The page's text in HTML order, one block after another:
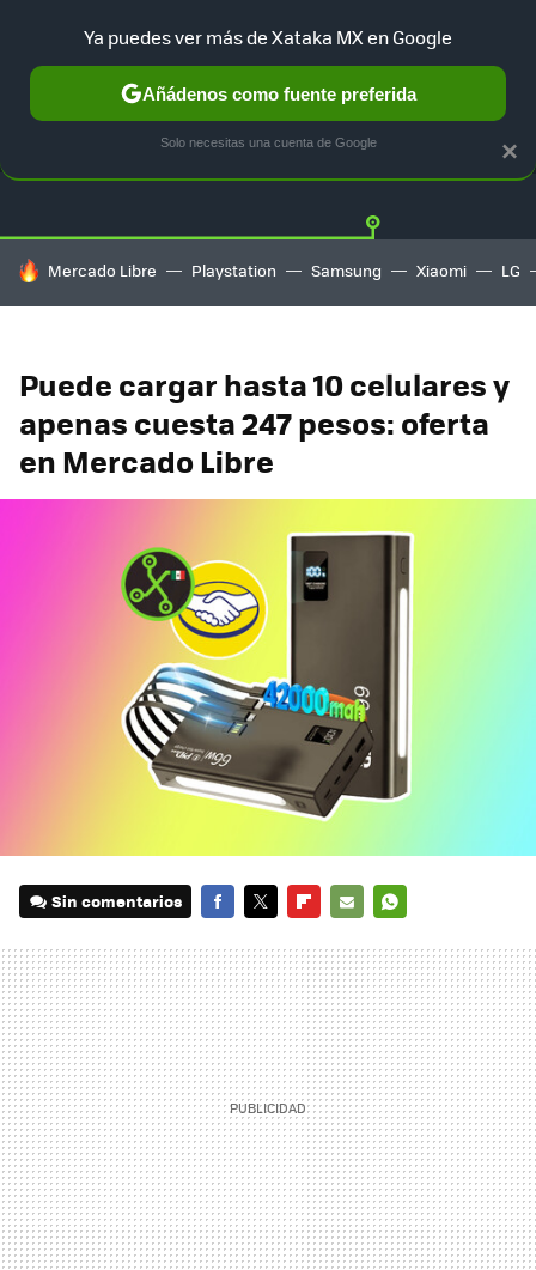
GUÍA DE COMPRAS MERCADO LIBRE
HOY SE HABLA DE
Mercado Libre Playstation Samsung Xiaomi LG
Puede cargar hasta 10 celulares y
apenas cuesta 247 pesos: oferta
en Mercado Libre
Sin comentarios
MAIL
×
Ya puedes ver más de Xataka MX en Google
Añádenos como fuente preferida
Solo necesitas una cuenta de Google